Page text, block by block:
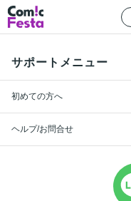
サポートメニュー
初めての方へ
ヘルプ/お問合せ